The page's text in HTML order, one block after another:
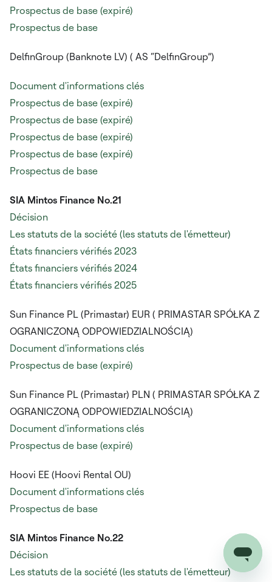
Prospectus de base (expiré)
Prospectus de base
DelfinGroup (Banknote LV) ( AS “DelfinGroup”)
Document d'informations clés
Prospectus de base (expiré)
Prospectus de base (expiré)
Prospectus de base (expiré)
Prospectus de base (expiré)
Prospectus de base
SIA Mintos Finance No.21
Décision
Les statuts de la société (les statuts de l'émetteur)
États financiers vérifiés 2023
États financiers vérifiés 2024
États financiers vérifiés 2025
Sun Finance PL (Primastar) EUR ( PRIMASTAR SPÓŁKA Z
OGRANICZONĄ ODPOWIEDZIALNOŚCIĄ)
Document d'informations clés
Prospectus de base (expiré)
Sun Finance PL (Primastar) PLN ( PRIMASTAR SPÓŁKA Z
OGRANICZONĄ ODPOWIEDZIALNOŚCIĄ)
Document d'informations clés
Prospectus de base (expiré)
Hoovi EE (Hoovi Rental OU)
Document d'informations clés
Prospectus de base
SIA Mintos Finance No.22
Décision
Les statuts de la société (les statuts de l'émetteur)